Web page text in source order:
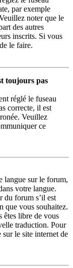
par exemple
noter que le
des autres
inscrits. Si vous
le faire.
toujours pas
réglé le fuseau
correcte, il est
Veuillez
ce
langue sur le forum,
votre langue.
du forum s’il est
que vous souhaitez.
êtes libre de vous
traduction. Pour
le site internet de